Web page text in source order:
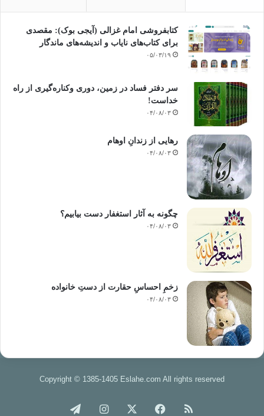
کتابفروشی امام غزالی (آیجی بوک): مقصدی
برای کتاب‌های نایاب و اندیشه‌های ماندگار
۰۵/۰۳/۱۹
سر دفتر فساد در زمین‌، دوری وکناره‌گیری از راه
خداست‌!
۰۴/۰۸/۰۳
رهایی از زندانِ اوهام
۰۴/۰۸/۰۳
چگونه به آثار استغفار دست بیابیم؟
۰۴/۰۸/۰۳
زخمِ احساسِ حقارت از دستِ خانواده
۰۴/۰۸/۰۳
Copyright © 1385-1405 Eslahe.com All rights reserved
خوراک فیس اینستاگرام